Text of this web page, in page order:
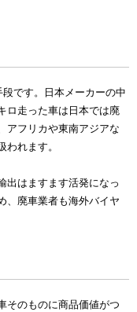
です。日本メーカーの中
ロ走った車は日本では廃
アフリカや東南アジアな
れます。
出はますます活発になっ
、廃車業者も海外バイヤ
そのものに商品価値がつ